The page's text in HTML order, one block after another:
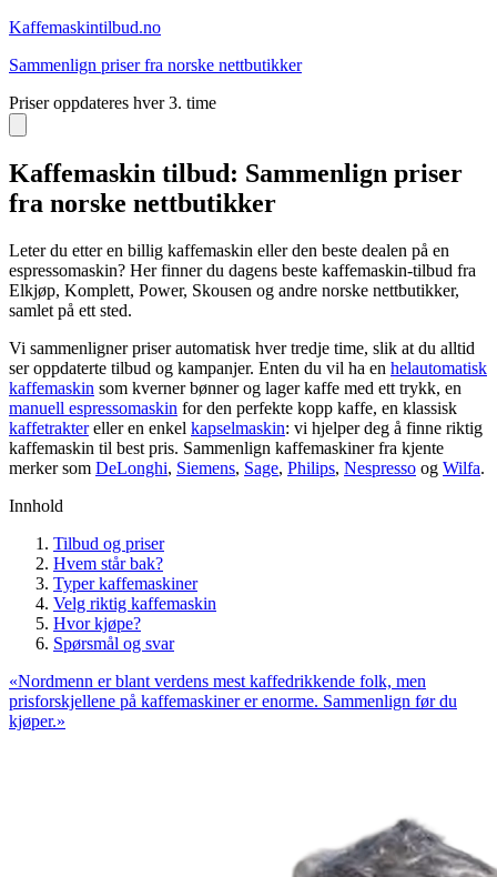
Kaffemaskintilbud.no
Sammenlign priser fra norske nettbutikker
Priser oppdateres hver 3. time
Kaffemaskin tilbud: Sammenlign priser
fra norske nettbutikker
Leter du etter en billig kaffemaskin eller den beste dealen på en
espressomaskin? Her finner du dagens beste kaffemaskin-tilbud fra
Elkjøp, Komplett, Power, Skousen og andre norske nettbutikker,
samlet på ett sted.
Vi sammenligner priser automatisk hver tredje time, slik at du alltid
ser oppdaterte tilbud og kampanjer. Enten du vil ha en helautomatisk
kaffemaskin som kverner bønner og lager kaffe med ett trykk, en
manuell espressomaskin for den perfekte kopp kaffe, en klassisk
kaffetraktereller en enkel kapselmaskin: vi hjelper deg å finne riktig
kaffemaskin til best pris. Sammenlign kaffemaskiner fra kjente
merker som DeLonghi, Siemens, Sage, Philips, Nespresso og Wilfa.
Innhold
Tilbud og priser
Hvem står bak?
Typer kaffemaskiner
Velg riktig kaffemaskin
Hvor kjøpe?
Spørsmål og svar
«Nordmenn er blant verdens mest kaffedrikkende folk, men
prisforskjellene på kaffemaskiner er enorme. Sammenlign før du
kjøper.»